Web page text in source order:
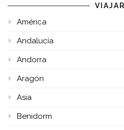
América
Andalucía
Andorra
Aragón
Asia
Benidorm